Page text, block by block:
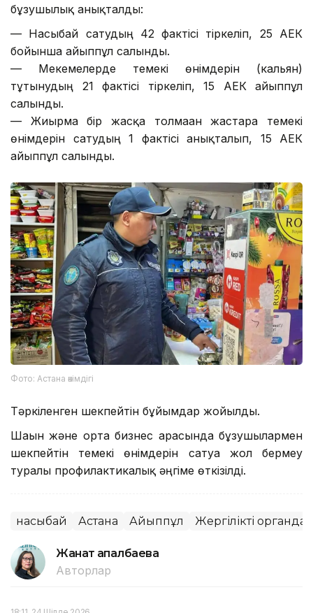
бұзушылық анықталды:
— Насыбай сатудың 42 фактісі тіркеліп, 25 АЕК
бойынша айыппұл салынды.
— Мекемелерде темекі өнімдерін (кальян)
тұтынудың 21 фактісі тіркеліп, 15 АЕК айыппұл
салынды.
— Жиырма бір жасқа толмаған жастарға темекі
өнімдерін сатудың 1 фактісі анықталып, 15 АЕК
айыппұл салынды.
Фото: Астана әкімдігі
Тәркіленген шекпейтін бұйымдар жойылды.
Шағын және орта бизнес арасында бұзушылармен
шекпейтін темекі өнімдерін сатуға жол бермеу
туралы профилактикалық әңгіме өткізілді.
насыбай Астана Айыппұл Жергілікті органдар
Жанат Қапалбаева
Авторлар